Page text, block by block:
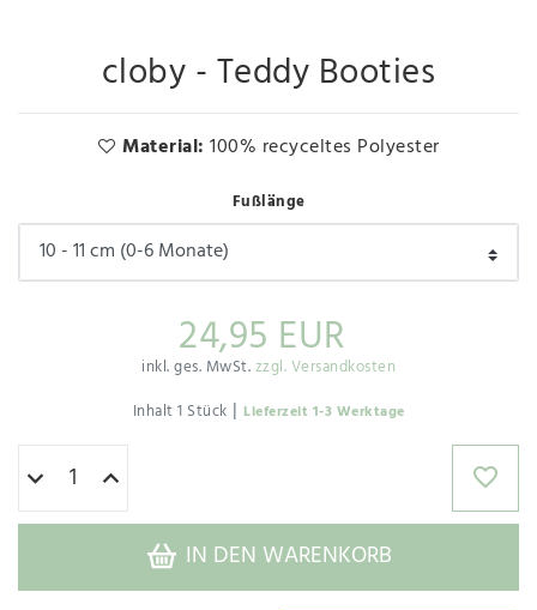
cloby - Teddy Booties
Material: 100% recyceltes Polyester
Fußlänge
24,95 EUR
inkl. ges. MwSt.zzgl. Versandkosten
Inhalt1 Stück | Lieferzeit 1-3 Werktage
IN DEN WARENKORB